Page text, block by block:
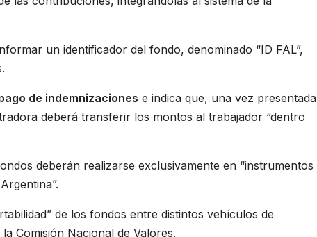
un identificador del fondo, denominado “ID FAL”,
de indemnizaciones e indica que, una vez presentada
deberá transferir los montos al trabajador “dentro
deberán realizarse exclusivamente en “instrumentos
de los fondos entre distintos vehículos de
Comisión Nacional de Valores.